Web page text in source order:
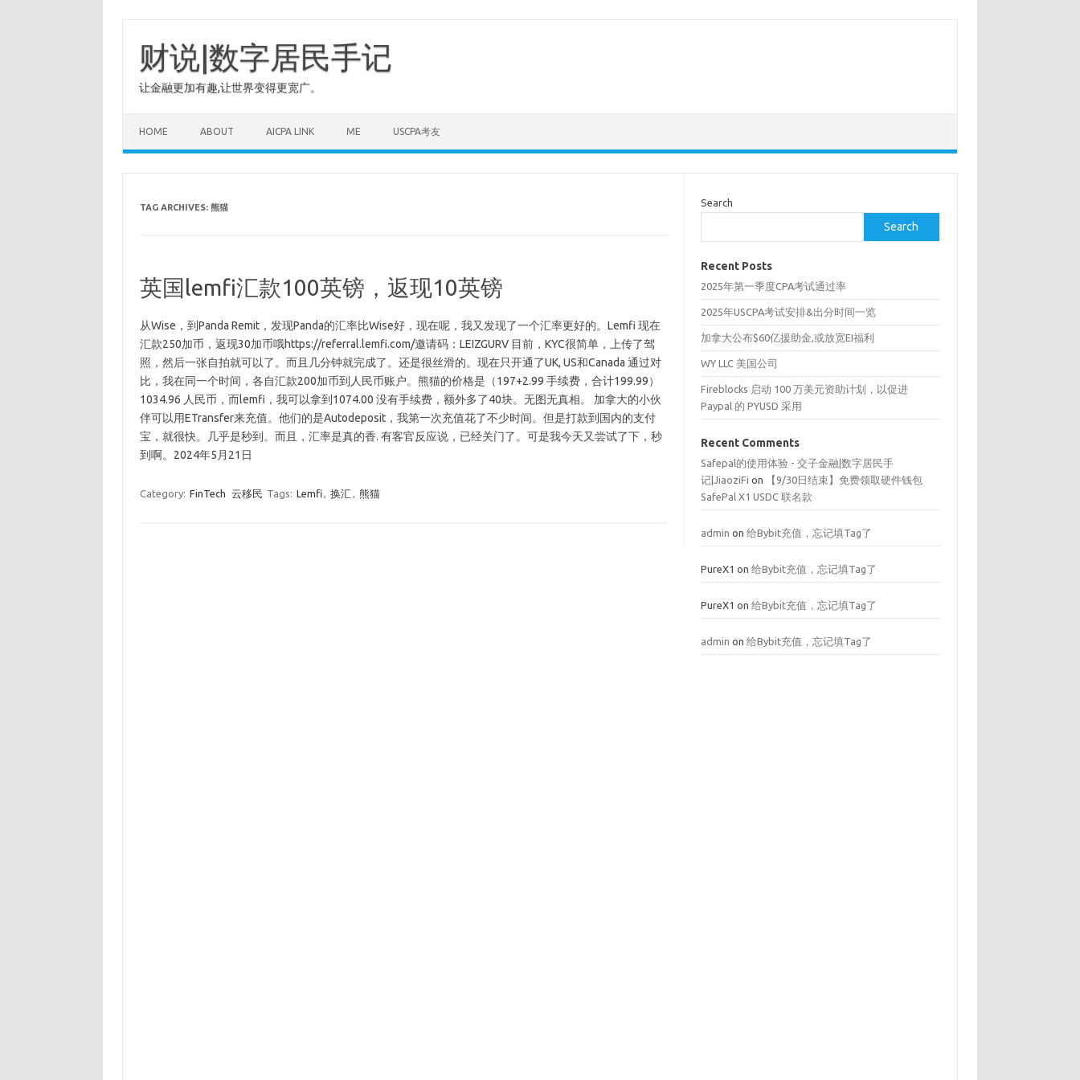
content财说|数字居民手记
让金融更加有趣,让世界变得更宽广。
HOME ABOUT AICPA LINK ME USCPA考友
TAG ARCHIVES: 熊猫
英国lemfi汇款100英镑，返现10英镑
从Wise，到Panda Remit，发现Panda的汇率比Wise好，现在呢，我又发现了一个汇率更好的。Lemfi 现在
汇款250加币，返现30加币哦https://referral.lemfi.com/邀请码：LEIZGURV 目前，KYC很简单，上传了驾
照，然后一张自拍就可以了。而且几分钟就完成了。还是很丝滑的。现在只开通了UK, US和Canada 通过对
比，我在同一个时间，各自汇款200加币到人民币账户。熊猫的价格是（197+2.99 手续费，合计199.99）
1034.96 人民币，而lemfi，我可以拿到1074.00 没有手续费，额外多了40块。无图无真相。 加拿大的小伙
伴可以用ETransfer来充值。他们的是Autodeposit，我第一次充值花了不少时间。但是打款到国内的支付
宝，就很快。几乎是秒到。而且，汇率是真的香. 有客官反应说，已经关门了。可是我今天又尝试了下，秒
到啊。2024年5月21日
Category: FinTech 云移民 Tags: Lemfi, 换汇 , 熊猫
Search
Search
Recent Posts
2025年第一季度CPA考试通过率
2025年USCPA考试安排&出分时间一览
加拿大公布$60亿援助金,或放宽EI福利
WY LLC 美国公司
Fireblocks 启动 100 万美元资助计划，以促进
Paypal 的 PYUSD 采用
Recent Comments
Safepal的使用体验 - 交子金融|数字居民手
记|JiaoziFi on
【9/30日结束】免费领取硬件钱包
SafePal X1 USDC 联名款
admin on给Bybit充值，忘记填Tag了
PureX1 on给Bybit充值，忘记填Tag了
PureX1 on给Bybit充值，忘记填Tag了
admin on给Bybit充值，忘记填Tag了